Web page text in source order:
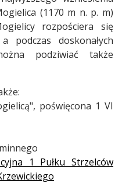
(1170 m n. p. m)
rozpościera się
podczas doskonałych
podziwiać także
poświęcona 1 VI
1 Pułku Strzelców